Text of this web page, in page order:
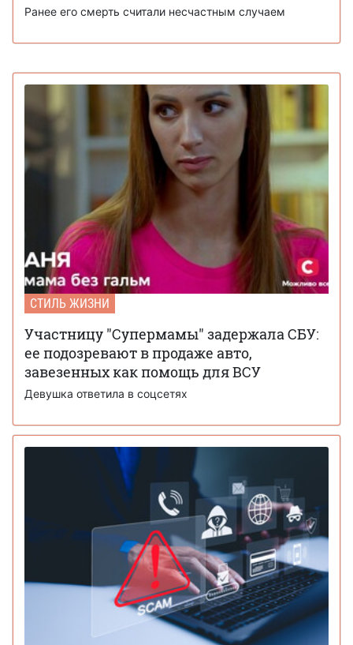
Ранее его смерть считали несчастным случаем
СТИЛЬ ЖИЗНИ
Участницу "Супермамы" задержала СБУ:
ее подозревают в продаже авто,
завезенных как помощь для ВСУ
Девушка ответила в соцсетях